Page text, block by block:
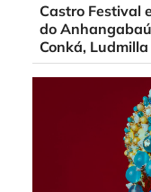
Castro Festival
do
Conká,